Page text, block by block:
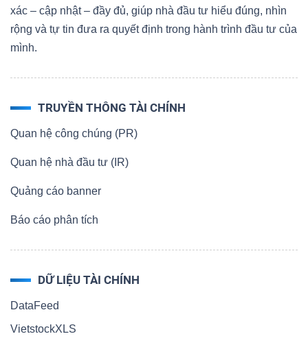
xác – cập nhật – đầy đủ, giúp nhà đầu tư hiểu đúng, nhìn
rộng và tự tin đưa ra quyết định trong hành trình đầu tư của
mình.
TRUYỀN THÔNG TÀI CHÍNH
Quan hệ công chúng (PR)
Quan hệ nhà đầu tư (IR)
Quảng cáo banner
Báo cáo phân tích
DỮ LIỆU TÀI CHÍNH
DataFeed
VietstockXLS
viết
của
tác
Báo
phân
tích
Thuật